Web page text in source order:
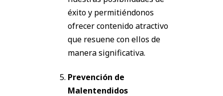
éxito y permitiéndonos
ofrecer contenido atractivo
que resuene con ellos de
manera significativa.
Prevención de
Malentendidos